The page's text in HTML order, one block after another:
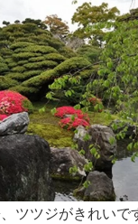
ツツジがきれいで